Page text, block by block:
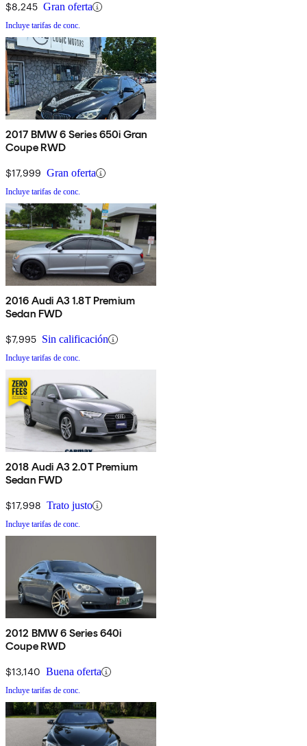
$8,245 Gran oferta
Incluye tarifas de conc.
2017 BMW 6 Series 650i Gran
Coupe RWD
$17,999 Gran oferta
Incluye tarifas de conc.
2016 Audi A3 1.8T Premium
Sedan FWD
$7,995 Sin calificación
Incluye tarifas de conc.
2018 Audi A3 2.0T Premium
Sedan FWD
$17,998 Trato justo
Incluye tarifas de conc.
2012 BMW 6 Series 640i
Coupe RWD
$13,140 Buena oferta
Incluye tarifas de conc.